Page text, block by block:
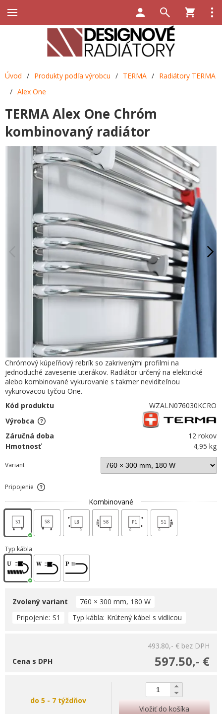
Úvod / Produkty podľa výrobcu / TERMA / Radiátory TERMA
/ Alex One
TERMA Alex One Chróm
kombinovaný radiátor
Chrómový kúpeľňový rebrík so zakrivenými profilmi na
jednoduché zavesenie uterákov. Radiátor určený na elektrické
alebo kombinované vykurovanie s takmer neviditeľnou
vykurovacou tyčou One.
Kód produktu
WZALN076030KCRO
Výrobca
Záručná doba
12 rokov
Hmotnosť
4,95 kg
Variant
Pripojenie
Kombinované
Typ kábla
Zvolený variant
760 × 300 mm, 180 W
Pripojenie S1 Typ kábla Krútený kábel s vidlicou
493.80,- € bez DPH
597.50,- €
Cena s DPH
do 5 - 7 týždňov
Vložiť do košíka